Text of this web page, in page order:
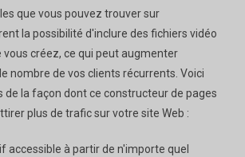
que vous pouvez trouver sur
la possibilité d'inclure des fichiers vidéo
vous créez, ce qui peut augmenter
nombre de vos clients récurrents. Voici
de la façon dont ce constructeur de pages
plus de trafic sur votre site Web :
accessible à partir de n'importe quel